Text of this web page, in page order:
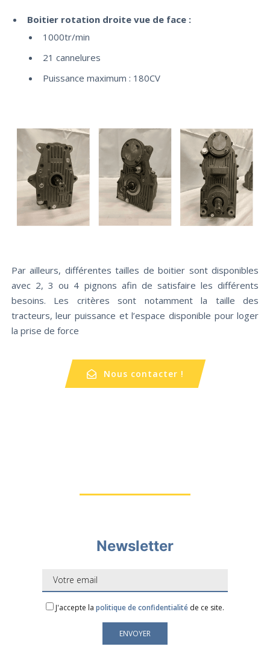
Boitier rotation droite vue de face :
1000tr/min
21 cannelures
Puissance maximum : 180CV
Par ailleurs, différentes tailles de boitier sont disponibles
avec 2, 3 ou 4 pignons afin de satisfaire les différents
besoins. Les critères sont notamment la taille des
tracteurs, leur puissance et l’espace disponible pour loger
la prise de force
Nous contacter !
Newsletter
J'accepte la politique de confidentialité de ce site.